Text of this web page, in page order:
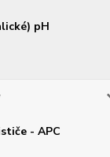
pH
- APC